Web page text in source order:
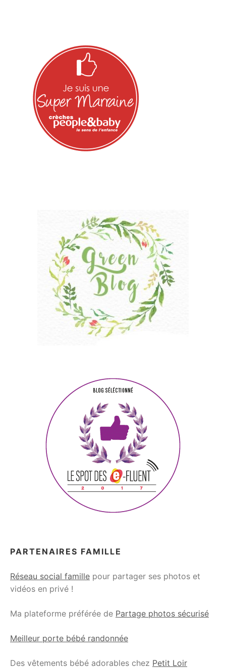
PARTENAIRES FAMILLE
Réseau social famille pour partager ses photos et
vidéos en privé !
Ma plateforme préférée de Partage photos sécurisé
Meilleur porte bébé randonnée
Des vêtements bébé adorables chez Petit Loir